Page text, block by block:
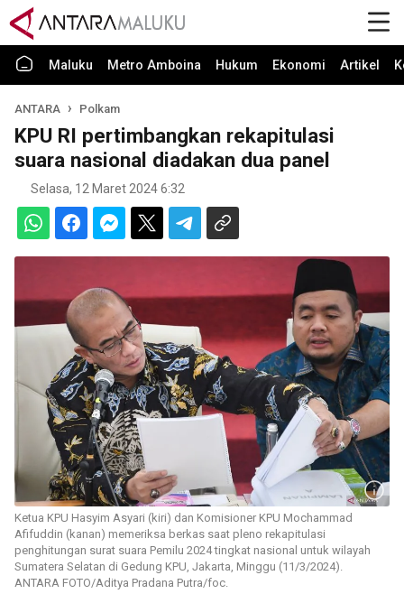
Maluku Metro Amboina Hukum Ekonomi Artikel
ANTARA Polkam
KPU RI pertimbangkan rekapitulasi
suara nasional diadakan dua panel
Selasa, 12 Maret 2024 6:32
Ketua KPU Hasyim Asyari (kiri) dan Komisioner KPU Mochammad
Afifuddin (kanan) memeriksa berkas saat pleno rekapitulasi
penghitungan surat suara Pemilu 2024 tingkat nasional untuk wilayah
Sumatera Selatan di Gedung KPU, Jakarta, Minggu (11/3/2024).
ANTARA FOTO/Aditya Pradana Putra/foc.